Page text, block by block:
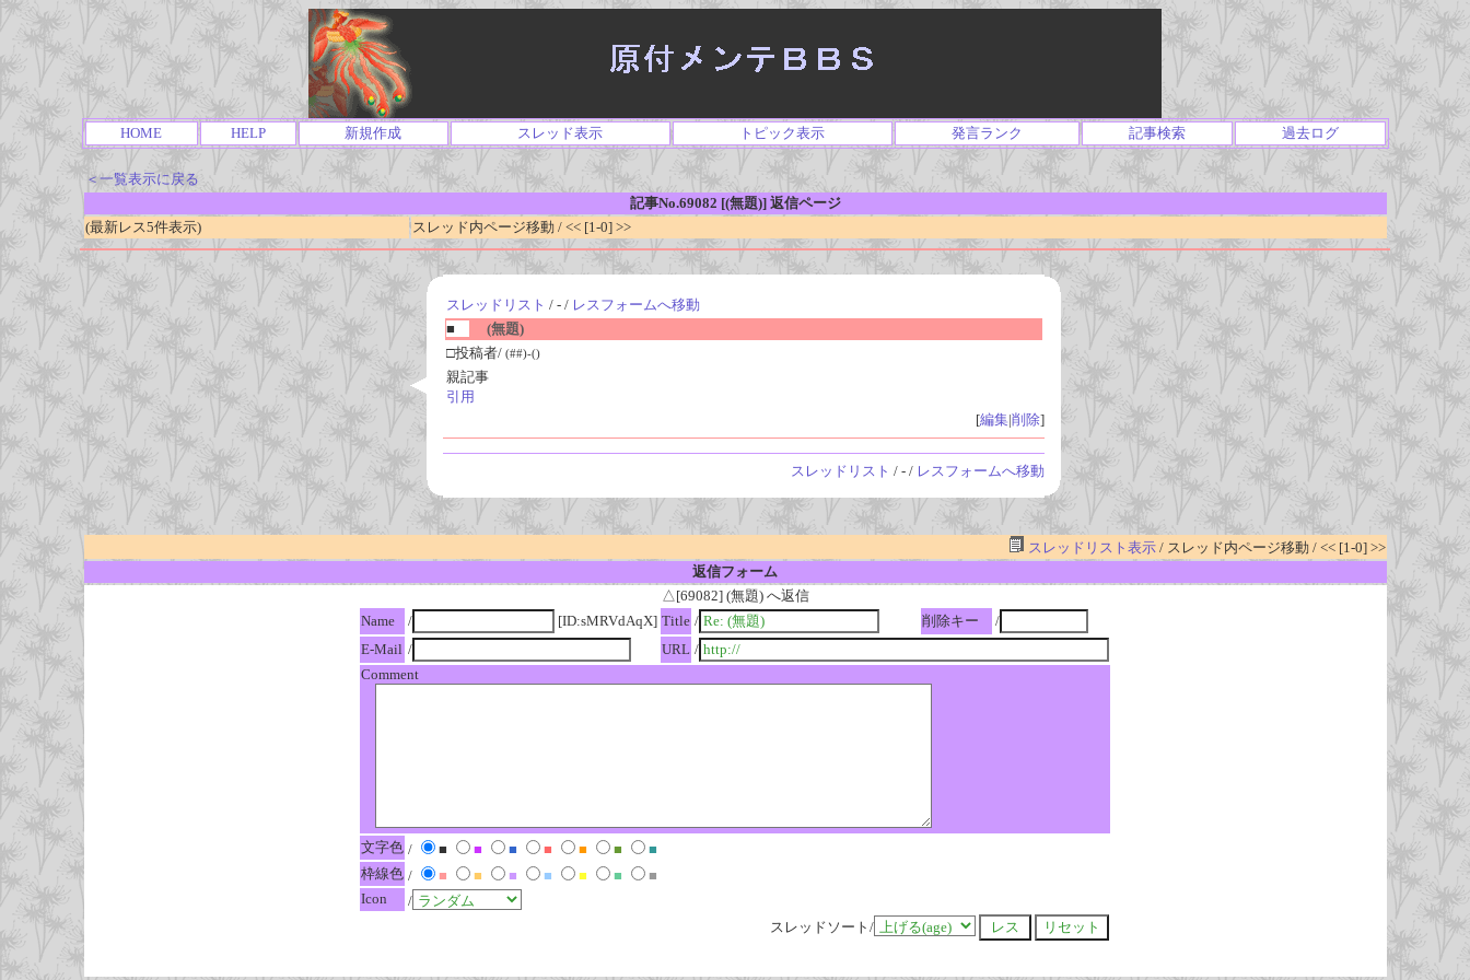
HOME HELP 新規作成 スレッド表示 トピック表示 発言ランク 記事検索 過去ログ
＜一覧表示に戻る
記事No.69082 [(無題)] 返信ページ
(最新レス5件表示)
スレッド内ページ移動 / << [1-0] >>
スレッドリスト / - / レスフォームへ移動
■
(無題)
□投稿者/ (##)-()
親記事
引用
[編集|削除]
スレッドリスト / - / レスフォームへ移動
スレッドリスト表示/ スレッド内ページ移動 / << [1-0] >>
返信フォーム
△[69082] (無題) へ返信
Name
/ [ID:sMRVdAqX] Title / 削除キー
/
E-Mail / URL /
Comment
文字色 / ■ ■ ■ ■ ■ ■
■
枠線色 / ■ ■ ■ ■ ■ ■
■
Icon
/
スレッドソート/